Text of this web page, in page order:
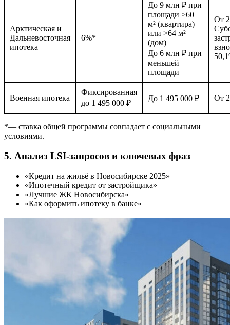
Арктическая и
Дальневосточная
ипотека
6%*
До 9 млн ₽ при
площади >60
м² (квартира)
или >64 м²
(дом)
До 6 млн ₽ при
меньшей
площади
От
Военная ипотека
Фиксированная
до 1 495 000 ₽
До 1 495 000 ₽ От
*— ставка общей программы совпадает с социальными
условиями.
5. Анализ LSI-запросов и ключевых фраз
«Кредит на жильё в Новосибирске 2025»
«Ипотечный кредит от застройщика»
«Лучшие ЖК Новосибирска»
«Как оформить ипотеку в банке»